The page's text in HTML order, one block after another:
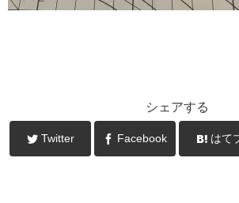
シェアする
Twitter Facebook はて